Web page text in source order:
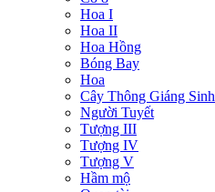
Hoa I
Hoa II
Hoa Hồng
Bóng Bay
Hoa
Cây Thông Giáng Sinh
Người Tuyết
Tượng III
Tượng IV
Tượng V
Hầm mộ